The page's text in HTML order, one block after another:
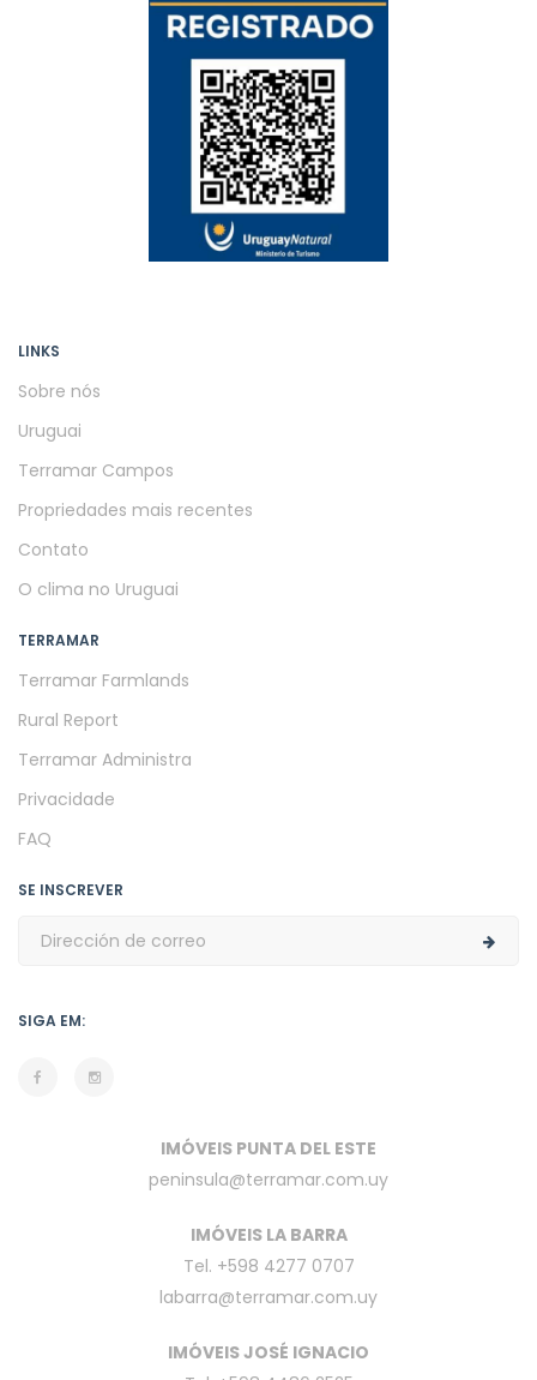
LINKS
Sobre nós
Uruguai
Terramar Campos
Propriedades mais recentes
Contato
O clima no Uruguai
TERRAMAR
Terramar Farmlands
Rural Report
Terramar Administra
Privacidade
FAQ
SE INSCREVER
SIGA EM:
IMÓVEIS PUNTA DEL ESTE
peninsula@terramar.com.uy
IMÓVEIS LA BARRA
Tel. +598 4277 0707
labarra@terramar.com.uy
IMÓVEIS JOSÉ IGNACIO